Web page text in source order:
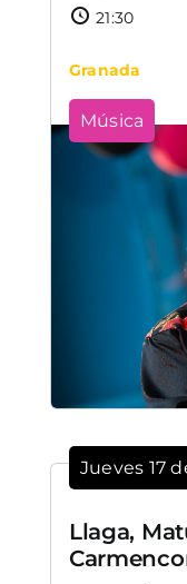
21:30
Granada
Música
Jueves 17
Llaga,